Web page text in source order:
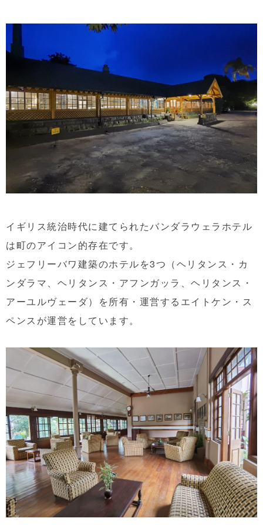
イギリス統治時代に建てられたバンダラウェラホテル
は町のアイコン的存在です。
ジェフリーバワ建築のホテルを3つ（ヘリタンス・カ
ンダラマ、ヘリタンス・アフンガッラ、ヘリタンス・
アーユルヴェーダ）を所有・運営するエイトケン・ス
ペンスが運営をしています。